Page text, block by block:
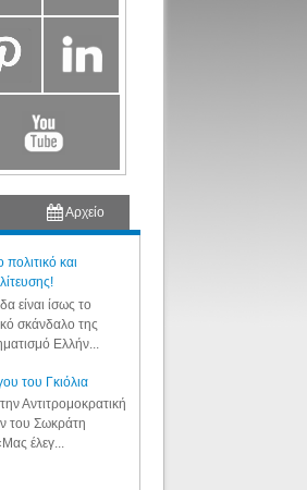
Αρχείο
και
είναι ίσως το
σκάνδαλο της
Ελλήν...
του Γκιόλια
Αντιτρομοκρατική
του Σωκράτη
έλεγ...